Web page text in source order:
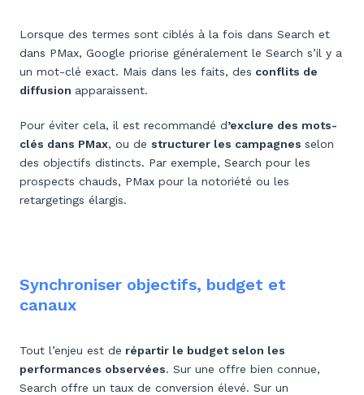
Lorsque des termes sont ciblés à la fois dans Search et
dans PMax, Google priorise généralement le Search s’il y a
un mot-clé exact. Mais dans les faits, des conflits de
diffusion apparaissent.
Pour éviter cela, il est recommandé d’exclure des mots-
clés dans PMax, ou de structurer les campagnes selon
des objectifs distincts. Par exemple, Search pour les
prospects chauds, PMax pour la notoriété ou les
retargetings élargis.
Synchroniser objectifs, budget et
canaux
Tout l’enjeu est de répartir le budget selon les
performances observées. Sur une offre bien connue,
Search offre un taux de conversion élevé. Sur un